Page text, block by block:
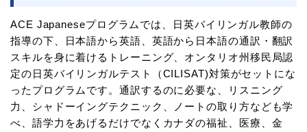
ACE Japaneseプログラムでは、日英バイリンガル教師の
指導の下、日本語から英語、英語から日本語の通訳・翻訳
スキルを身に着けるトレーニング、オンタリオ州移民局認
定の日英バイリンガルテスト（CILISAT)対策がセットにな
ったプログラムです。通訳するのに必要な、リスニング
力、シャドーイングテクニック、ノートの取り方なども学
べ、語学力をあげるだけでなくカナダの福祉、医療、金